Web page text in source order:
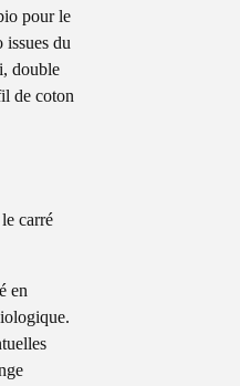
pour le
issues du
double
de coton
carré
en